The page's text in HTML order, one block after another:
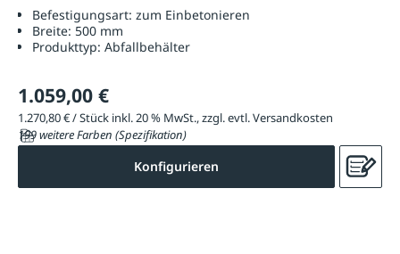
Befestigungsart: zum Einbetonieren
Breite: 500 mm
Produkttyp: Abfallbehälter
1.059,00 €
1.270,80 € / Stück inkl. 20 % MwSt., zzgl. evtl. Versandkosten
199 weitere Farben (Spezifikation)
Konfigurieren